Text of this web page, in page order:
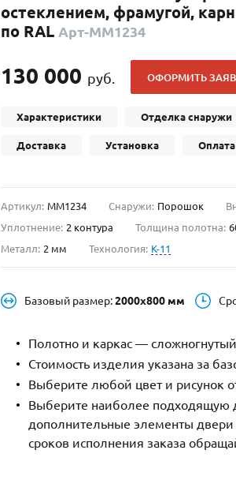
С отбойником(91)
С кнокером (94)
(73)
С карнизом
остеклением, фрамугой,
по RAL Арт-ММ1234
130 000 руб. ОФОРМИТЬ
Характеристики Отделка снаружи
Доставка Установка Оплата
Артикул: ММ1234 Снаружи: Порошок
Уплотнение: 2 контура Толщина полотна:
Металл: 2 мм Технология: K-11
Базовый размер:2000х800 мм
Полотно и каркас —
Стоимость изделия указана за
Выберите любой цвет и рисунок
Выберите наиболее подходящую
дополнительные элементы двери
сроков исполнения заказа